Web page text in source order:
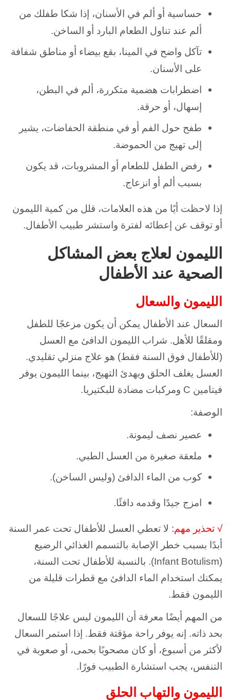
حساسية أو ألم في الأسنان، إذا شكا طفلك من
ألم عند تناول الطعام البارد أو الساخن.
تآكل واضح في المينا، بقع بيضاء أو مناطق شفافة
على الأسنان.
اضطرابات هضمية متكررة، ألم في البطن،
إسهال، أو حرقة.
طفح حول الفم أو في منطقة الحفاضات، يشير
إلى تهيج من الحموضة.
رفض الطفل للطعام أو المشروبات، قد يكون
بسبب ألم أو انزعاج.
إذا لاحظت أيًا من هذه العلامات، قلل من كمية الليمون
أو توقف عن إعطائه لفترة واستشر طبيب الأطفال.
الليمون لعلاج بعض المشاكل
الصحية عند الأطفال
الليمون والسعال
السعال عند الأطفال يمكن أن يكون مزعجًا للطفل
ومقلقًا للأهل. شراب الليمون الدافئ مع العسل
(للأطفال فوق السنة فقط) هو علاج منزلي تقليدي.
العسل يغلف الحلق ويهدئ التهيج، بينما الليمون يوفر
فيتامين C ومركبات مضادة للبكتيريا.
الوصفة:
عصير نصف ليمونة.
ملعقة صغيرة من العسل الطبي.
كوب من الماء الدافئ (وليس الساخن).
امزج جيدًا وقدمه دافئًا.
√ تحذير مهم: لا تعطي العسل للأطفال تحت عمر السنة
أبدًا بسبب خطر الإصابة بالتسمم الغذائي الرضيع
(Infant Botulism). بالنسبة للأطفال تحت السنة،
يمكنك استخدام الماء الدافئ مع قطرات قليلة من
الليمون فقط.
من المهم أيضًا معرفة أن الليمون ليس علاجًا للسعال
بحد ذاته. إنه يوفر راحة مؤقتة فقط. إذا استمر السعال
لأكثر من أسبوع، أو كان مصحوبًا بحمى، أو صعوبة في
التنفس، يجب استشارة الطبيب فورًا.
الليمون والتهاب الحلق